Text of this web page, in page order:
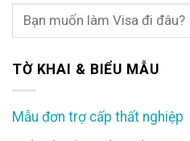
TỜ KHAI & BIỂU MẪU
Mẫu đơn trợ cấp thất nghiệp